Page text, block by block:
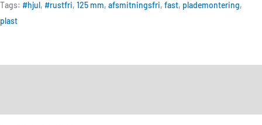
Tags: #hjul, #rustfri, 125 mm, afsmitningsfri, fast, plademontering,
plast